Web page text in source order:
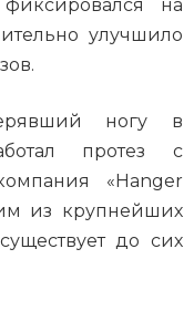
на
улучшило
ногу в
протез с
«Hanger
из крупнейших
до сих